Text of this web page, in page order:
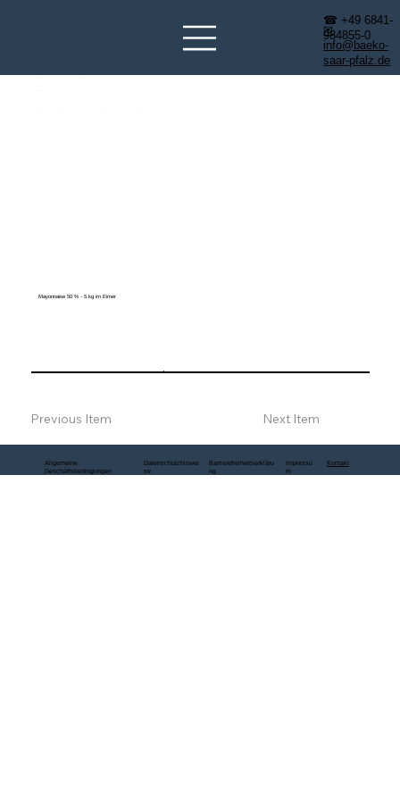
☎ +49 6841-
984855-0
✉
info@baeko-
saar-pfalz.de
Mayonnaise 50 % - 5 kg im Eimer
Previous Item Next Item
Allgemeine
Geschäftsbedingungen
Datenschutzhinwei
se
Barrierefreiheitserkläru
ng
Impressu
m
Kontakt